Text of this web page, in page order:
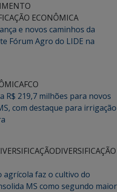
ECONÔMICA
e novos caminhos da
Fórum Agro do LIDE na
FCO
R$ 219,7 milhões para novos
com destaque para irrigação
DIVERSIFICAÇÃO
agrícola faz o cultivo do
MS como segundo maior